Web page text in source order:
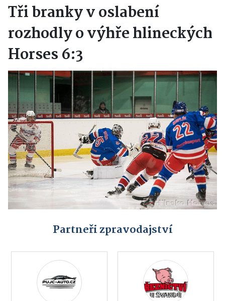
Tři branky v oslabení
rozhodly o výhře hlineckých
Horses 6:3
Partneři zpravodajství